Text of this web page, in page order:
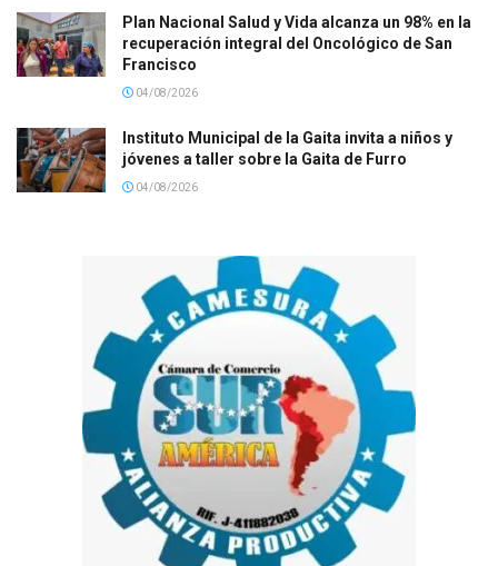
Plan Nacional Salud y Vida alcanza un 98% en la
recuperación integral del Oncológico de San
Francisco
04/08/2026
Instituto Municipal de la Gaita invita a niños y
jóvenes a taller sobre la Gaita de Furro
04/08/2026